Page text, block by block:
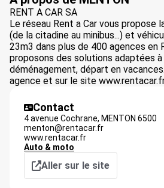
RENT A CAR SA
Le réseau Rent a Car vous propose
(de la citadine au minibus...) et
23m3 dans plus de 400 agences en
proposons des solutions adaptées
déménagement, départ en
agence et sur le site
Contact
4 avenue Cochrane, MENTON 6500
menton@rentacar.fr
www.rentacar.fr
Auto & moto
Aller sur le site